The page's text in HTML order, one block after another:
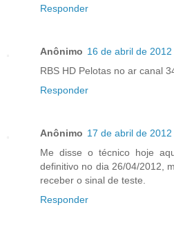
Responder
Anônimo 16 de abril de
RBS HD Pelotas no ar canal
Responder
Anônimo 17 de abril de
Me disse o técnico hoje
definitivo no dia 26/04/2012,
receber o sinal de teste.
Responder